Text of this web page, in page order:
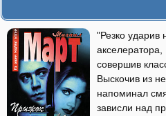
"Резко ударив
совершив
Выскочив из
напоминал
зависли над